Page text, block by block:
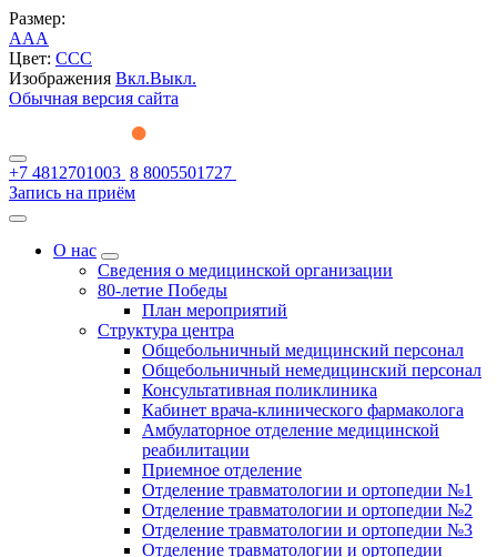
Размер:
AAA
Цвет: CCC
Изображения Вкл.Выкл.
Обычная версия сайта
+7 4812701003 8 8005501727
Запись на приём
О нас
Сведения о медицинской организации
80-летие Победы
План мероприятий
Структура центра
Общебольничный медицинский персонал
Общебольничный немедицинский персонал
Консультативная поликлиника
Кабинет врача-клинического фармаколога
Амбулаторное отделение медицинской
реабилитации
Приемное отделение
Отделение травматологии и ортопедии №1
Отделение травматологии и ортопедии №2
Отделение травматологии и ортопедии №3
Отделение травматологии и ортопедии